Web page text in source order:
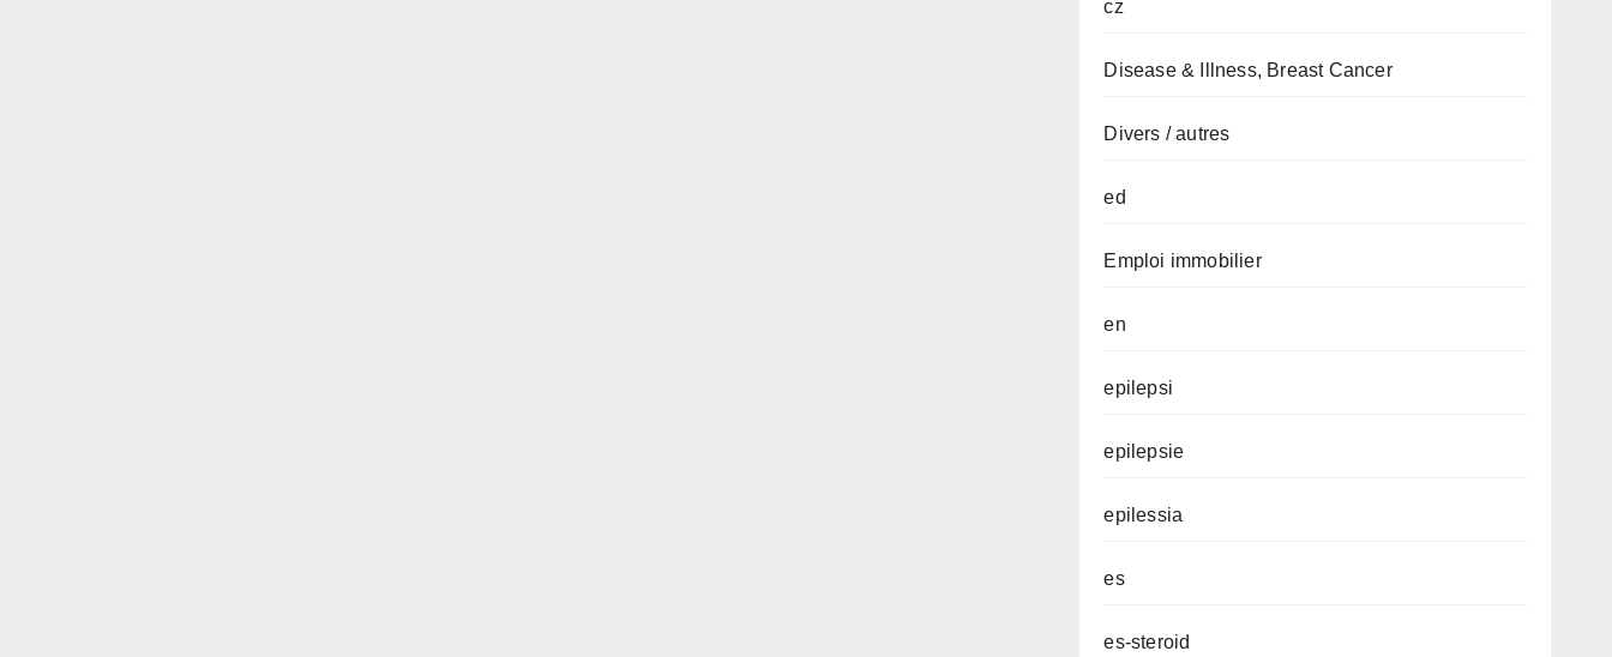
cz
Disease & Illness, Breast Cancer
Divers / autres
ed
Emploi immobilier
en
epilepsi
epilepsie
epilessia
es
es-steroid